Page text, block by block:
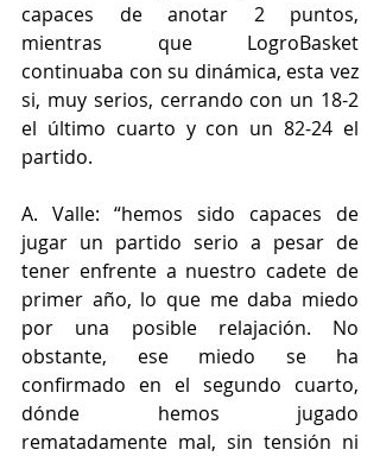
capaces de anotar 2 puntos,
mientras que LogroBasket
continuaba con su dinámica, esta vez
si, muy serios, cerrando con un 18-2
el último cuarto y con un 82-24 el
partido.
A. Valle: “hemos sido capaces de
jugar un partido serio a pesar de
tener enfrente a nuestro cadete de
primer año, lo que me daba miedo
por una posible relajación. No
obstante, ese miedo se ha
confirmado en el segundo cuarto,
dónde hemos jugado
rematadamente mal, sin tensión ni